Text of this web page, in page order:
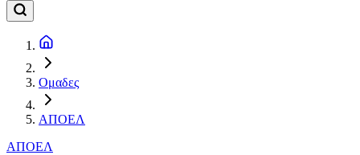
Ομαδες
ΑΠΟΕΛ
ΑΠΟΕΛ